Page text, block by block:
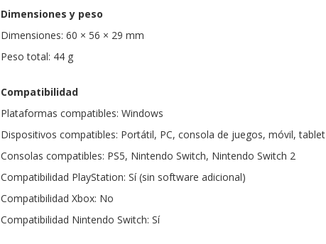
Dimensiones y peso
Dimensiones: 60 × 56 × 29 mm
Peso total: 44 g
Compatibilidad
Plataformas compatibles: Windows
Dispositivos compatibles: Portátil, PC, consola de juegos, móvil, tablet
Consolas compatibles: PS5, Nintendo Switch, Nintendo Switch 2
Compatibilidad PlayStation: Sí (sin software adicional)
Compatibilidad Xbox: No
Compatibilidad Nintendo Switch: Sí